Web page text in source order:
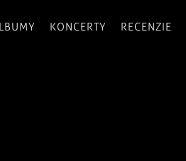
KONCERTY RECENZIE